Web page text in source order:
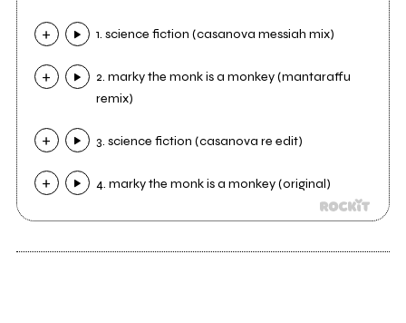
1. science fiction (casanova messiah mix)
2. marky the monk is a monkey (mantaraffu
remix)
3. science fiction (casanova re edit)
4. marky the monk is a monkey (original)